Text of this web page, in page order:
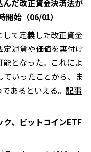
んだ改正資金決済法が
始（06/01）
て定義した改正資金
通貨や価値を裏付け
となった。これによ
ていったことから、ま
あるといえる。 記事
ク、ビットコインETF